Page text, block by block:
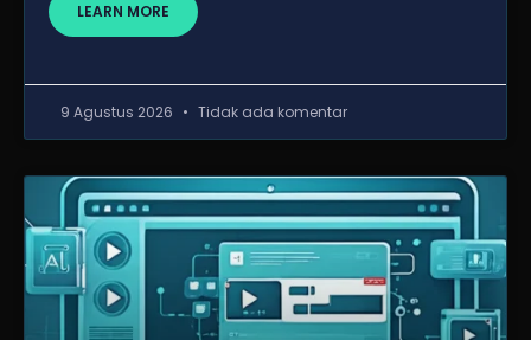
LEARN MORE
9 Agustus 2026 Tidak ada komentar